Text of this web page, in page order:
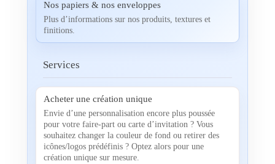
Nos papiers & nos enveloppes
Plus d’informations sur nos produits, textures et
finitions.
Services
Acheter une création unique
Envie d’une personnalisation encore plus poussée
pour votre faire-part ou carte d’invitation ? Vous
souhaitez changer la couleur de fond ou retirer des
icônes/logos prédéfinis ? Optez alors pour une
création unique sur mesure.